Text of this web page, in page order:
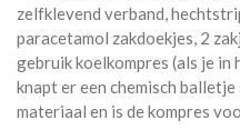
zelfklevend verband,
paracetamol zakdoekjes, 2
gebruik koelkompres (als je in
knapt er een chemisch
materiaal en is de kompres